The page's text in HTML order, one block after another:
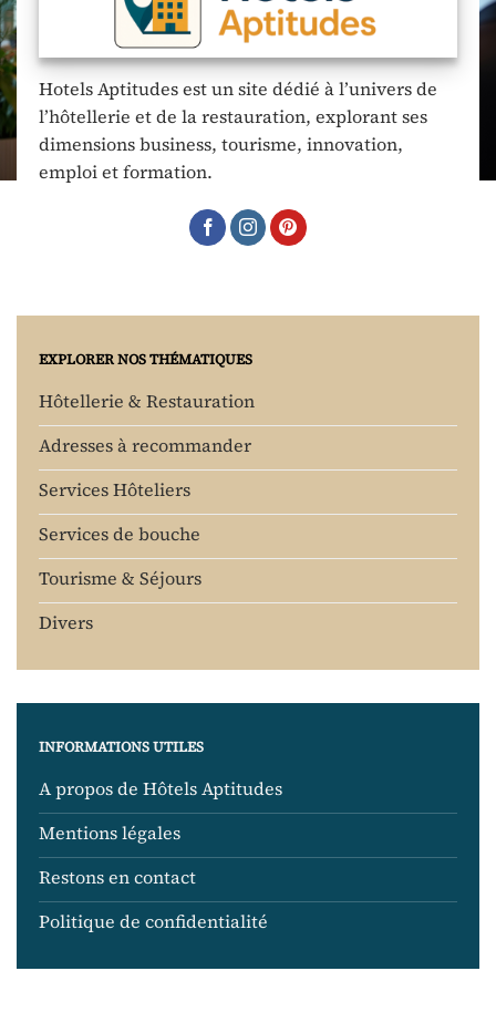
Hotels Aptitudes est un site dédié à l’univers de
l’hôtellerie et de la restauration, explorant ses
dimensions business, tourisme, innovation,
emploi et formation.
EXPLORER NOS THÉMATIQUES
Hôtellerie & Restauration
Adresses à recommander
Services Hôteliers
Services de bouche
Tourisme & Séjours
Divers
INFORMATIONS UTILES
A propos de Hôtels Aptitudes
Mentions légales
Restons en contact
Politique de confidentialité